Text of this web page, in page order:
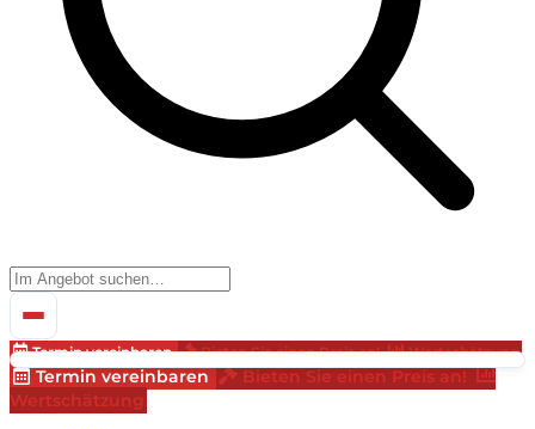
Termin vereinbaren Bieten Sie einen Preis an! Wertschätzung
Termin vereinbaren
Bieten Sie einen Preis an!
Wertschätzung